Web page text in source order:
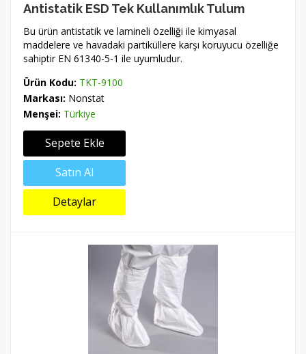
Antistatik ESD Tek Kullanımlık Tulum
Bu ürün antistatik ve lamineli özelliği ile kimyasal
maddelere ve havadaki partiküllere karşı koruyucu özelliğe
sahiptir EN 61340-5-1 ile uyumludur.
Ürün Kodu: TKT-9100
Markası: Nonstat
Menşei: Türkiye
Sepete Ekle
Satın Al
Detaylar